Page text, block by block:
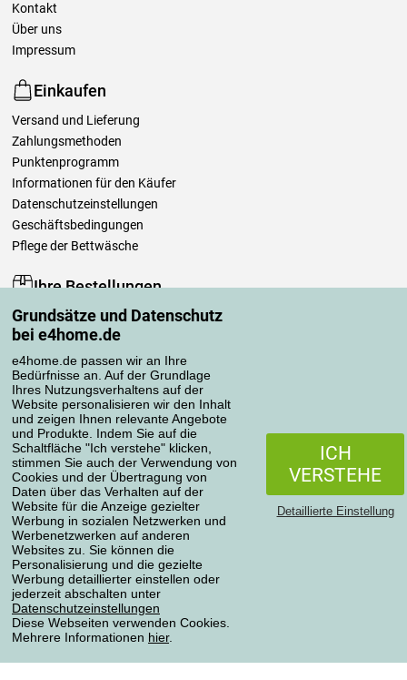
Grundsätze und Datenschutz
bei e4home.de
e4home.de passen wir an Ihre
Bedürfnisse an. Auf der Grundlage
Ihres Nutzungsverhaltens auf der
Website personalisieren wir den Inhalt
und zeigen Ihnen relevante Angebote
und Produkte. Indem Sie auf die
Schaltfläche "Ich verstehe" klicken,
stimmen Sie auch der Verwendung von
Cookies und der Übertragung von
Daten über das Verhalten auf der
Website für die Anzeige gezielter
Werbung in sozialen Netzwerken und
Werbenetzwerken auf anderen
Websites zu. Sie können die
Personalisierung und die gezielte
Werbung detaillierter einstellen oder
jederzeit abschalten unter
Datenschutzeinstellungen
Diese Webseiten verwenden Cookies.
Mehrere Informationen hier.
ICH
VERSTEHE
Detaillierte Einstellung
Kontakt
Über uns
Impressum
Einkaufen
Versand und Lieferung
Zahlungsmethoden
Punktenprogramm
Informationen für den Käufer
Datenschutzeinstellungen
Geschäftsbedingungen
Pflege der Bettwäsche
Ihre Bestellungen
Mein Konto
Bestellübersicht
Reklamationen
Widerrufsbelehrung
Einfach mehr wissen
Richtlinien zur Verarbeitung von Bewertungen
Transportarten
Zahlungsmethoden
Zuverlässiger Shop